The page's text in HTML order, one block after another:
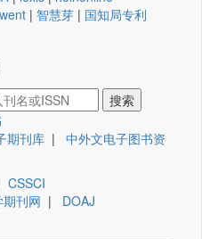
| 智慧芽 | 国知局专利
期刊库 | 中外文电子图书资
CSSCI
刊网 | DOAJ